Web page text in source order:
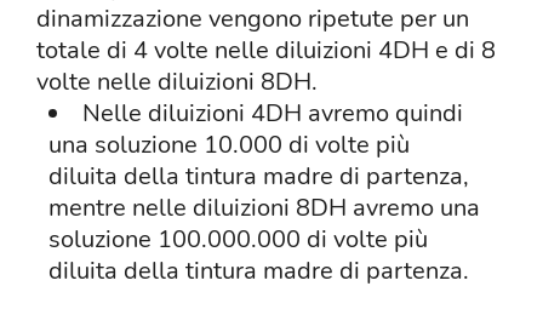
dinamizzazione vengono ripetute per un
totale di 4 volte nelle diluizioni 4DH e di 8
volte nelle diluizioni 8DH.
Nelle diluizioni 4DH avremo quindi
una soluzione 10.000 di volte più
diluita della tintura madre di partenza,
mentre nelle diluizioni 8DH avremo una
soluzione 100.000.000 di volte più
diluita della tintura madre di partenza.